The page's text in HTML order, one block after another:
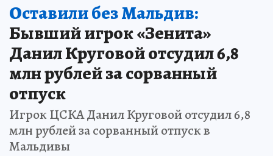
Оставили без Мальдив:
Бывший игрок «Зенита»
Данил Круговой отсудил 6,8
млн рублей за сорванный
отпуск
Игрок ЦСКА Данил Круговой отсудил 6,8
млн рублей за сорванный отпуск в
Мальдивы